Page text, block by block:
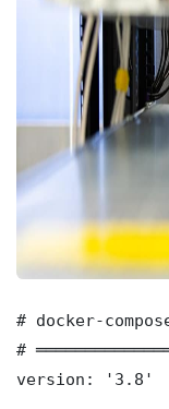
# docker-
#
version: '3.8'